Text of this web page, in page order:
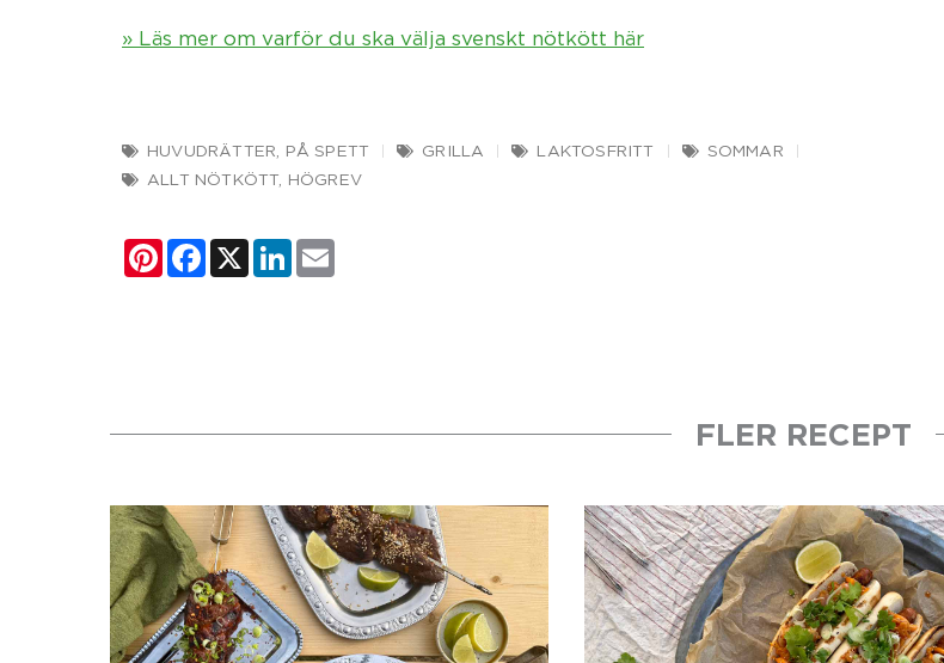
» Läs mer om varför du ska välja svenskt nötkött här
HUVUDRÄTTER PÅ SPETT GRILLA LAKTOSFRITT
SOMMAR
ALLT NÖTKÖTT
HÖGREV
PinterestFacebook
X LinkedIn
FLER RECEPT